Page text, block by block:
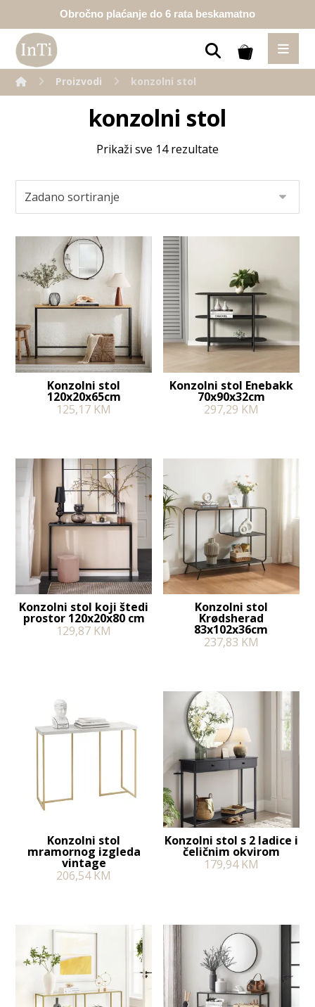
Obročno plaćanje do 6 rata beskamatno
Proizvodi konzolni stol
konzolni stol
Prikaži sve 14 rezultate
Konzolni stol
120x20x65cm
125,17 KM
Konzolni stol Enebakk
70x90x32cm
297,29 KM
Konzolni stol koji štedi
prostor 120x20x80 cm
129,87 KM
Konzolni stol
Krødsherad
83x102x36cm
237,83 KM
Konzolni stol
mramornog izgleda
vintage
206,54KM
Konzolni stol s 2 ladice i
čeličnim okvirom
179,94 KM